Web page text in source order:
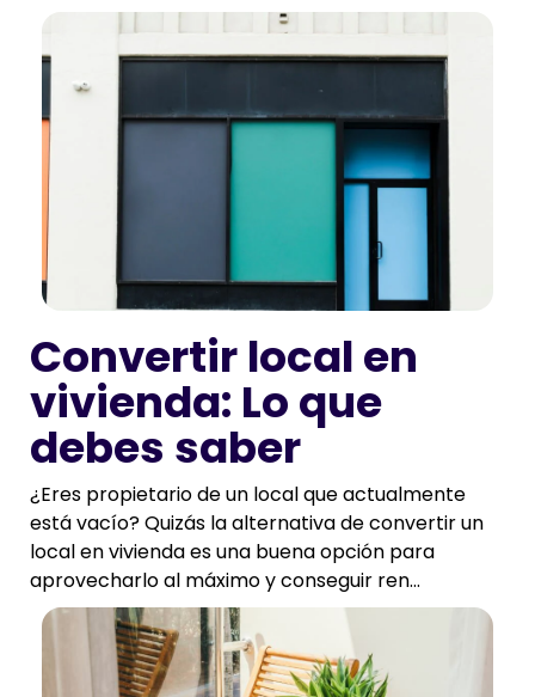
Convertir local en
vivienda: Lo que
debes saber
¿Eres propietario de un local que actualmente
está vacío? Quizás la alternativa de convertir un
local en vivienda es una buena opción para
aprovecharlo al máximo y conseguir ren...